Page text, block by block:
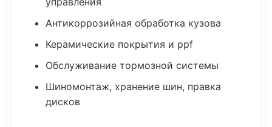
Антикоррозийная обработка кузова
Керамические покрытия и ppf
Обслуживание тормозной системы
Шиномонтаж, хранение шин, правка
дисков